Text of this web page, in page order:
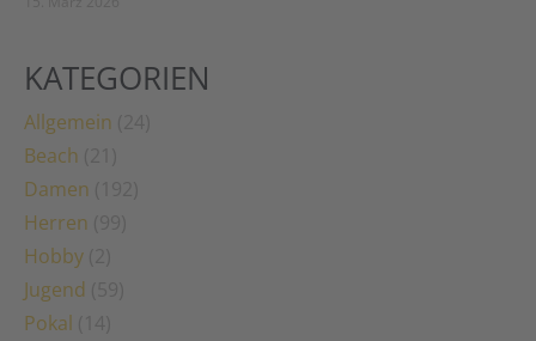
KATEGORIEN
Allgemein
Beach
Damen
Herren
Hobby
Jugend
Pokal